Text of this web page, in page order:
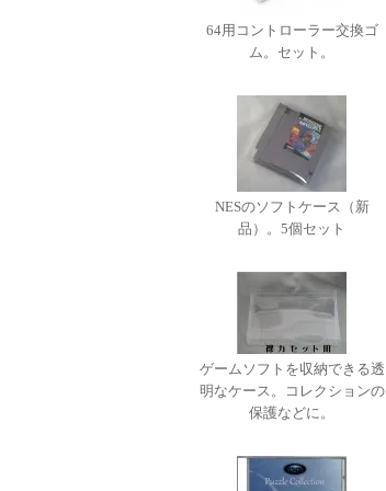
64用コントローラー交換ゴ
ム。セット。
NESのソフトケース（新
品）。5個セット
ゲームソフトを収納できる透
明なケース。コレクションの
保護などに。